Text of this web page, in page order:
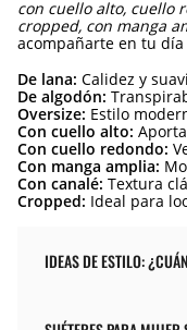
con cuello alto, cuello
cropped, con manga
acompañarte en tu día
De lana: Calidez y
De algodón:
Oversize: Estilo
Con cuello alto:
Con cuello redondo:
Con manga amplia:
Con canalé: Textura
Cropped: Ideal para
IDEAS DE ESTILO: